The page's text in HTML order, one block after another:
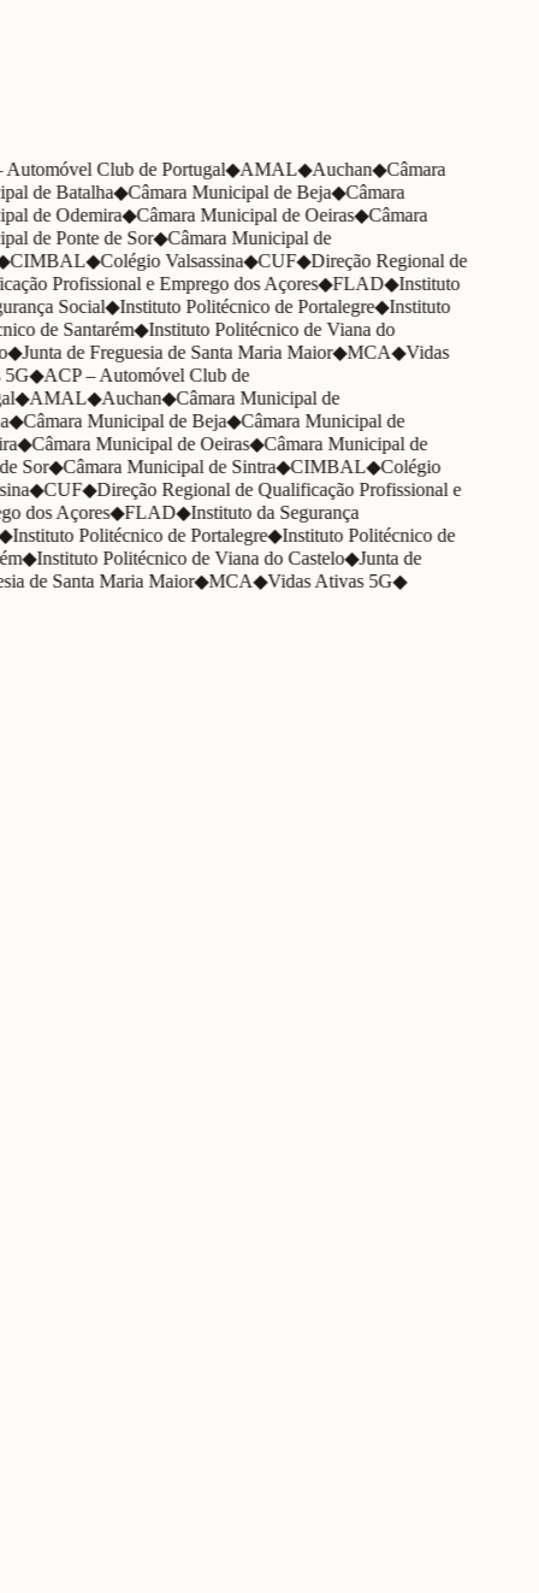
Club de Portugal◆AMAL◆Auchan◆Câmara
de Batalha◆Câmara Municipal de Beja◆Câmara
de Odemira◆Câmara Municipal de Oeiras◆Câmara
de Ponte de Sor◆Câmara Municipal de
CIMBAL◆Colégio Valsassina◆CUF◆Direção Regional de
Profissional e Emprego dos Açores◆FLAD◆Instituto
Social◆Instituto Politécnico de Portalegre◆Instituto
de Santarém◆Instituto Politécnico de Viana do
◆Junta de Freguesia de Santa Maria Maior◆MCA◆Vidas
◆ACP – Automóvel Club de
◆AMAL◆Auchan◆Câmara Municipal de
◆Câmara Municipal de Beja◆Câmara Municipal de
◆Câmara Municipal de Oeiras◆Câmara Municipal de
Sor◆Câmara Municipal de Sintra◆CIMBAL◆Colégio
◆CUF◆Direção Regional de Qualificação Profissional e
dos Açores◆FLAD◆Instituto da Segurança
Instituto Politécnico de Portalegre◆Instituto Politécnico de
◆Instituto Politécnico de Viana do Castelo◆Junta de
de Santa Maria Maior◆MCA◆Vidas Ativas 5G◆